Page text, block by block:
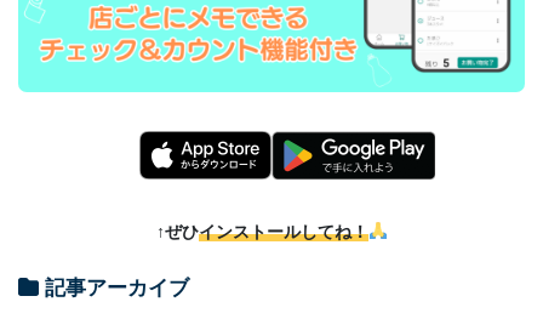
↑ぜひインストールしてね！
記事アーカイブ